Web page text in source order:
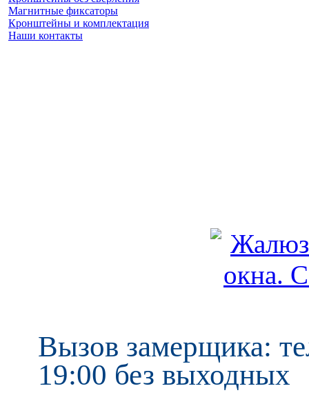
Магнитные фиксаторы
Кронштейны и комплектация
Наши контакты
Вызов замерщика:
19:00 без выходных